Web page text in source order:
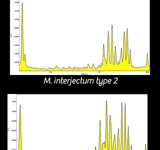
M. interjectum type 2